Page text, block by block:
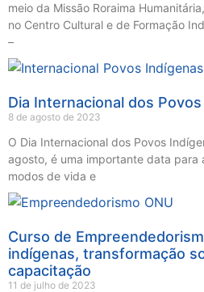
meio da Missão Roraima
no Centro Cultural e de Formação
–
Dia Internacional dos
8 de agosto de 2023
O Dia Internacional dos Povos
agosto, é uma importante data para
modos de vida e
Curso de
indígenas, transformação
capacitação
11 de julho de 2023